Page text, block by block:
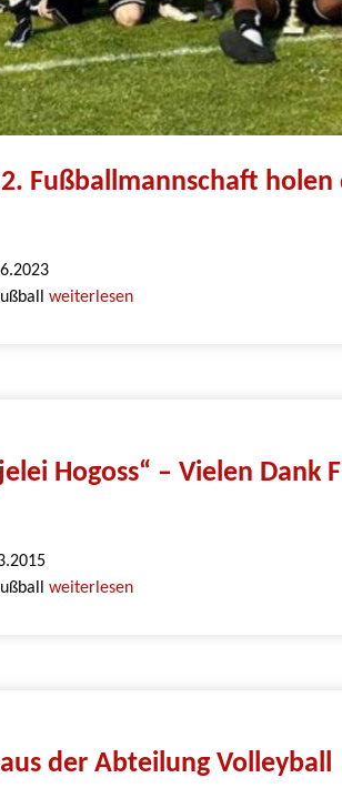
Fußballmannschaft
weiterlesen
Hogoss“ – Vielen Dank
weiterlesen
der Abteilung Volleyball